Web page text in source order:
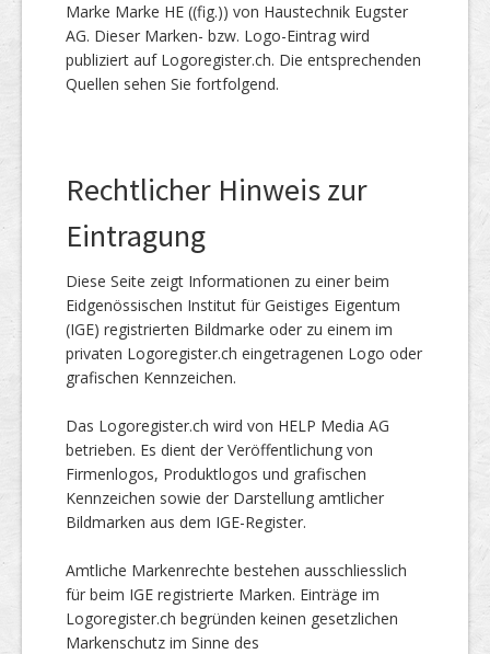
Marke Marke HE ((fig.)) von Haustechnik Eugster
AG. Dieser Marken- bzw. Logo-Eintrag wird
publiziert auf Logoregister.ch. Die entsprechenden
Quellen sehen Sie fortfolgend.
Rechtlicher Hinweis zur
Eintragung
Diese Seite zeigt Informationen zu einer beim
Eidgenössischen Institut für Geistiges Eigentum
(IGE) registrierten Bildmarke oder zu einem im
privaten Logoregister.ch eingetragenen Logo oder
grafischen Kennzeichen.
Das Logoregister.ch wird von HELP Media AG
betrieben. Es dient der Veröffentlichung von
Firmenlogos, Produktlogos und grafischen
Kennzeichen sowie der Darstellung amtlicher
Bildmarken aus dem IGE-Register.
Amtliche Markenrechte bestehen ausschliesslich
für beim IGE registrierte Marken. Einträge im
Logoregister.ch begründen keinen gesetzlichen
Markenschutz im Sinne des